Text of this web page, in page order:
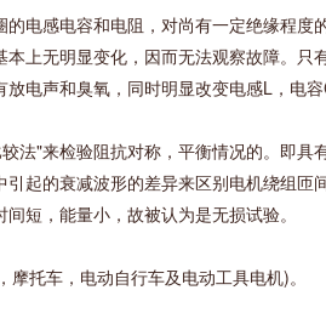
电感电容和电阻，对尚有一定绝缘程度
上无明显变化，因而无法观察故障。只
电声和臭氧，同时明显改变电感L，电
法"来检验阻抗对称，平衡情况的。即具
起的衰减波形的差异来区别电机绕组匝
短，能量小，故被认为是无损试验。
托车，电动自行车及电动工具电机)。